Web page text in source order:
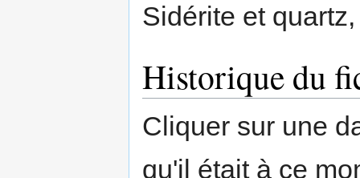
Sidérite et
Historique du
Cliquer sur une
qu'il était à ce